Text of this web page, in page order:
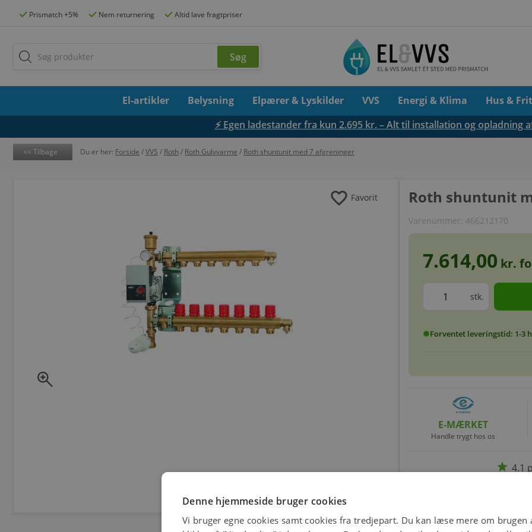
Prismatch +5% Nem returnering Altid lave fragtpriser
El-artikler Belysning Elpærer & Lyskilder VVS Energi & Klima Hus &
⚡ Egen ladestander fra kun 2.695 kr. – Alt til installation og opladning
Tilbage Du er her: Forside /VVS / Roth/ Roth Gulvvarme / Roth shuntunit med 7 afgreninger
zoom_in
favorite Favorit Roth shuntunit
Varenummer: 466212170
7.614,00 kr.
stk.
circleForventet leveringstid: 1-3
E-MÆRKET
Handle trygt hos os
star 4.1
Denne hjemmeside bruger cookies
Vi bruger egne cookies samt cookies fra tredjepart. Du kan læse mere om brugen